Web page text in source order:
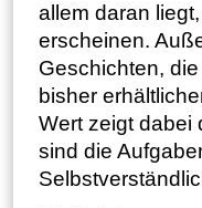
allem daran
erscheinen.
Geschichten,
bisher
Wert zeigt dabei
sind die